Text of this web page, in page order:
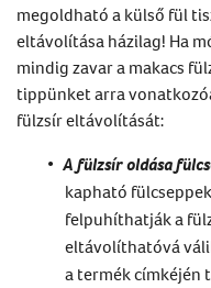
megoldható a külső fül
eltávolítása házilag! Ha
mindig zavar a makacs
tippünket arra
fülzsír eltávolítását:
A fülzsír oldása
kapható
felpuhíthatják a
eltávolíthatóvá
a termék címkéjén